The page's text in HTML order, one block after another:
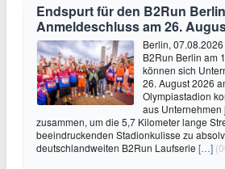
Endspurt für den B2Run
Anmeldeschluss am 26.
Berlin,
B2Run Berlin am
können sich
26. August 2026
Olympiastadion
aus Unternehmen
zusammen, um die 5,7 Kilometer lange
beeindruckenden Stadionkulisse zu
deutschlandweiten B2Run Laufserie […]